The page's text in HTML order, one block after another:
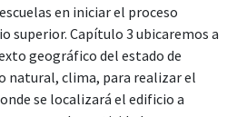
en iniciar el proceso
superior. Capítulo 3 ubicaremos a
geográfico del estado de
natural, clima, para realizar el
se localizará el edificio a